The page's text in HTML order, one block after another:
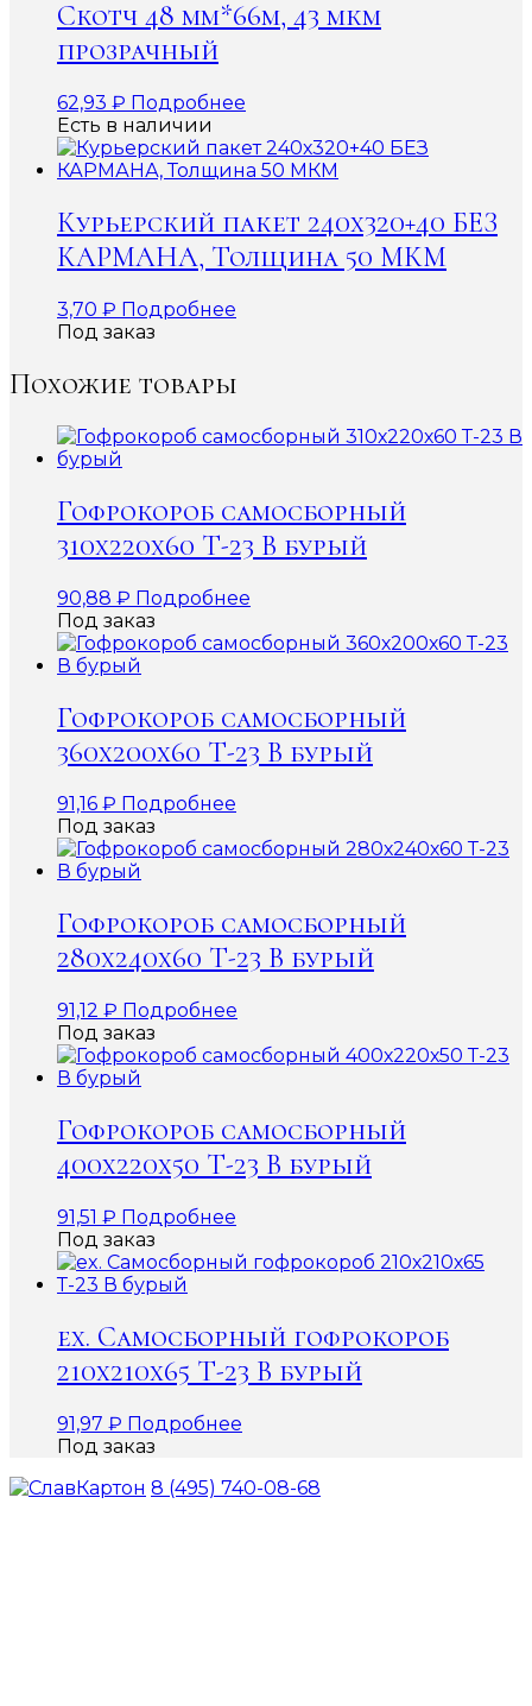
Скотч 48 мм*66м, 43 мкм
прозрачный
62,93 ₽ Подробнее
Есть в наличии
Курьерский пакет 240х320+40 БЕЗ
КАРМАНА, Толщина 50 МКМ
3,70 ₽ Подробнее
Под заказ
Похожие товары
Гофрокороб самосборный
310х220х60 Т-23 В бурый
90,88 ₽ Подробнее
Под заказ
Гофрокороб самосборный
360х200х60 Т-23 В бурый
91,16 ₽ Подробнее
Под заказ
Гофрокороб самосборный
280х240х60 Т-23 В бурый
91,12 ₽ Подробнее
Под заказ
Гофрокороб самосборный
400х220х50 Т-23 В бурый
91,51 ₽ Подробнее
Под заказ
ex. Самосборный гофрокороб
210х210х65 Т-23 В бурый
91,97 ₽ Подробнее
Под заказ
8 (495) 740-08-68